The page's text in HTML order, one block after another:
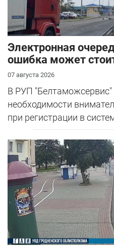
Электронная
ошибка может
07 августа 2026
В РУП
необходимости
при регистрации в